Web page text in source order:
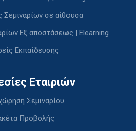
Σεμιναρίων σε αίθουσα
Εξ αποστάσεως | Elearning
Εκπαίδευσης
Εταιριών
Σεμιναρίου
Προβολής